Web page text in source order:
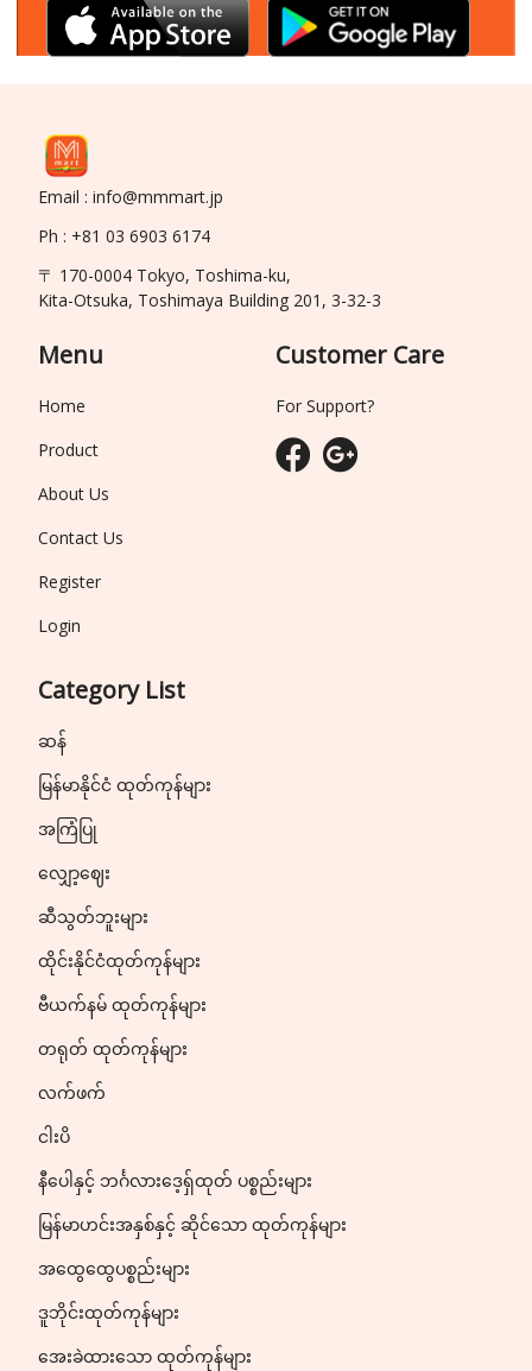
Email : info@mmmart.jp
Ph : +81 03 6903 6174
〒 170-0004 Tokyo, Toshima-ku,
Kita-Otsuka, Toshimaya Building 201, 3-32-3
Menu
Home
Product
About Us
Contact Us
Register
Login
Category List
ဆန်
မြန်မာနိုင်ငံ ထုတ်ကုန်များ
အကြံပြု
လျှော့ဈေး
ဆီသွတ်ဘူးများ
ထိုင်းနိုင်ငံထုတ်ကုန်များ
ဗီယက်နမ် ထုတ်ကုန်များ
တရုတ် ထုတ်ကုန်များ
လက်ဖက်
ငါးပိ
နီပေါနှင့် ဘင်္ဂလားဒေ့ရှ်ထုတ် ပစ္စည်းများ
မြန်မာဟင်းအနှစ်နှင့် ဆိုင်သော ထုတ်ကုန်များ
အထွေထွေပစ္စည်းများ
ဒူဘိုင်းထုတ်ကုန်များ
အေးခဲထားသော ထုတ်ကုန်များ
Customer Care
For Support?